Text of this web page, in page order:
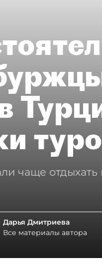
чаще отдыхать
Дарья Дмитриева
Все материалы автора